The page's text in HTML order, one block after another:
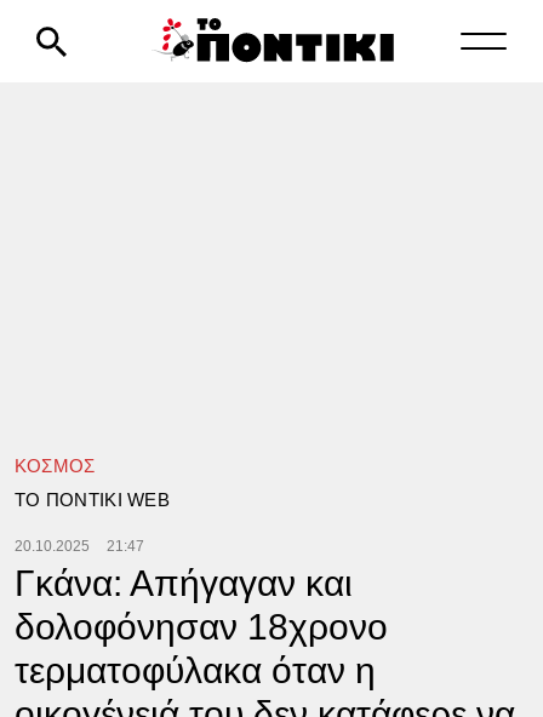
ΚΟΣΜΟΣ
TΟ ΠΟΝΤΙΚΙ WEB
20.10.2025 21:47
Γκάνα: Απήγαγαν και
δολοφόνησαν 18χρονο
τερματοφύλακα όταν η